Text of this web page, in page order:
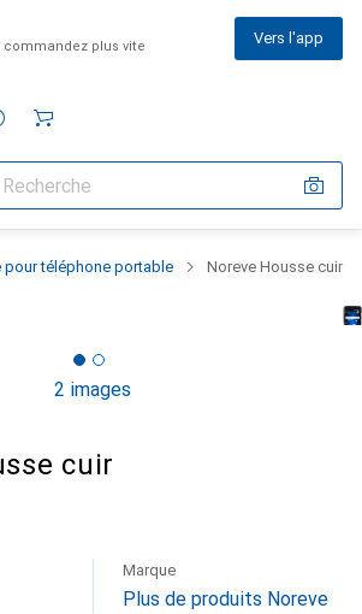
commandez plus vite Vers l'app
pour téléphone portable Noreve Housse cuir
2 images
cuir
Marque
Plus de produits Noreve